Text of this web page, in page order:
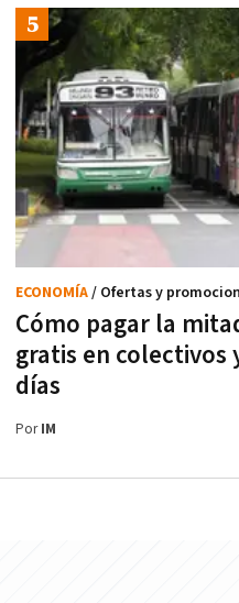
Cómo pagar la
gratis en colectivos
días
ECONOMÍA/ Ofertas y
PorIM